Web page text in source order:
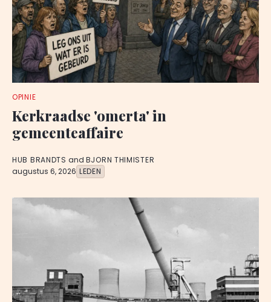
OPINIE
Kerkraadse 'omerta' in
gemeenteaffaire
HUB BRANDTS and BJORN THIMISTER
augustus 6, 2026 LEDEN